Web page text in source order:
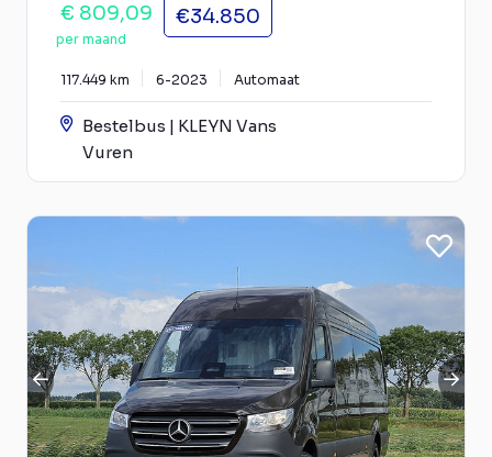
€ 809,09
per maand
€34.850
117.449 km 6-2023 Automaat
Bestelbus | KLEYN Vans
Vuren